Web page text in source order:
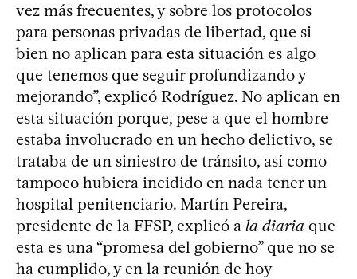
vez más frecuentes, y sobre los protocolos
para personas privadas de libertad, que si
bien no aplican para esta situación es algo
que tenemos que seguir profundizando y
mejorando”, explicó Rodríguez. No aplican en
esta situación porque, pese a que el hombre
estaba involucrado en un hecho delictivo, se
trataba de un siniestro de tránsito, así como
tampoco hubiera incidido en nada tener un
hospital penitenciario. Martín Pereira,
presidente de la FFSP, explicó a la diaria que
esta es una “promesa del gobierno” que no se
ha cumplido, y en la reunión de hoy